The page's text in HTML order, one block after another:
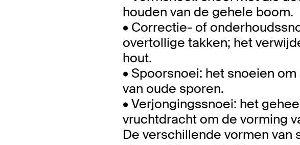
houden van de gehele boom.
• Correctie- of
overtollige takken; het
hout.
• Spoorsnoei: het snoeien
van oude sporen.
• Verjongingssnoei: het
vruchtdracht om de vorming
De verschillende vormen van